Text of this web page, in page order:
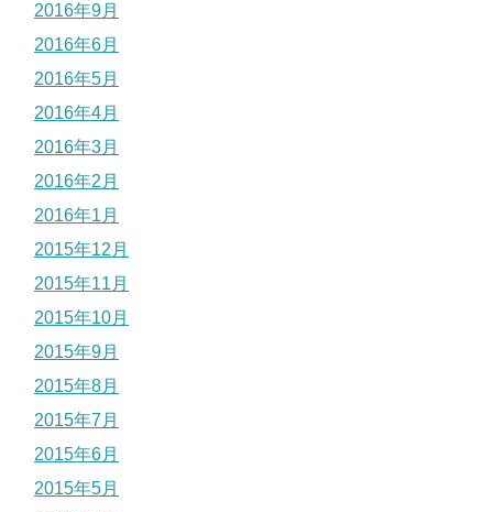
2016年9月
2016年6月
2016年5月
2016年4月
2016年3月
2016年2月
2016年1月
2015年12月
2015年11月
2015年10月
2015年9月
2015年8月
2015年7月
2015年6月
2015年5月